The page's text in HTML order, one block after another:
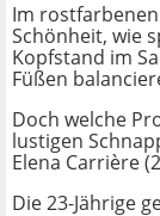
Im
Schönheit, wie
Kopfstand im
Füßen
Doch welche
lustigen
Elena Carrière
Die 23-Jährige